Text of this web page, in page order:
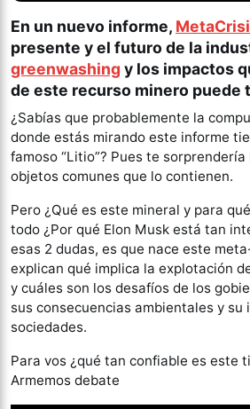
En un nuevo informe,
presente y el futuro de la
greenwashing y los impactos
de este recurso minero puede
¿Sabías que probablemente la
donde estás mirando este informe
famoso “Litio”? Pues te
objetos comunes que lo contienen.
Pero ¿Qué es este mineral y para
todo ¿Por qué Elon Musk está tan
esas 2 dudas, es que nace este
explican qué implica la explotación
y cuáles son los desafíos de los
sus consecuencias ambientales y su
sociedades.
Para vos ¿qué tan confiable es este
Armemos debate